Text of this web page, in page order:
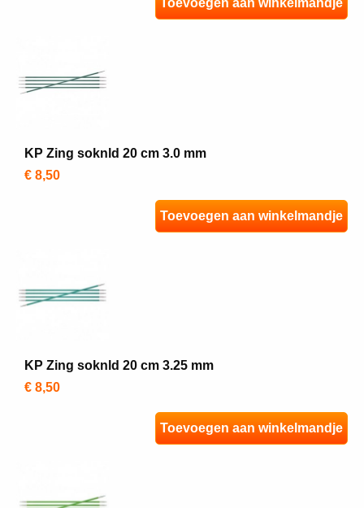
Toevoegen aan winkelmandje
KP Zing soknld 20 cm 3.0 mm
€ 8,50
Toevoegen aan winkelmandje
KP Zing soknld 20 cm 3.25 mm
€ 8,50
Toevoegen aan winkelmandje